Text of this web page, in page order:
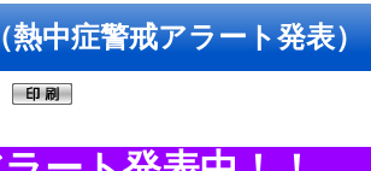
中症警戒アラート発表）